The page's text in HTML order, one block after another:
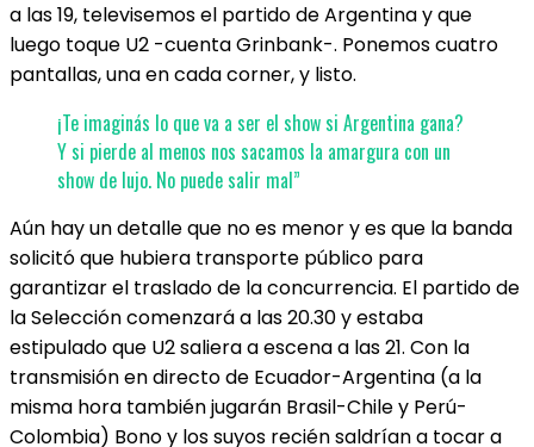
a las 19, televisemos el partido de Argentina y que
luego toque U2 -cuenta Grinbank-. Ponemos cuatro
pantallas, una en cada corner, y listo.
¡Te imaginás lo que va a ser el show si Argentina gana?
Y si pierde al menos nos sacamos la amargura con un
show de lujo. No puede salir mal”
Aún hay un detalle que no es menor y es que la banda
solicitó que hubiera transporte público para
garantizar el traslado de la concurrencia. El partido de
la Selección comenzará a las 20.30 y estaba
estipulado que U2 saliera a escena a las 21. Con la
transmisión en directo de Ecuador-Argentina (a la
misma hora también jugarán Brasil-Chile y Perú-
Colombia) Bono y los suyos recién saldrían a tocar a